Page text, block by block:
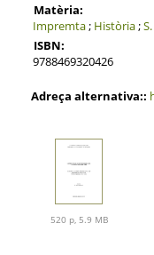
Matèria:
Impremta; Història;
ISBN:
9788469320426
Adreça alternativa::
520 p, 5.9 MB